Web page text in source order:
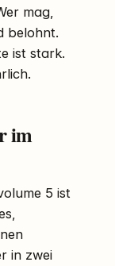
mag,
belohnt.
ist stark.
im
5 ist
in zwei